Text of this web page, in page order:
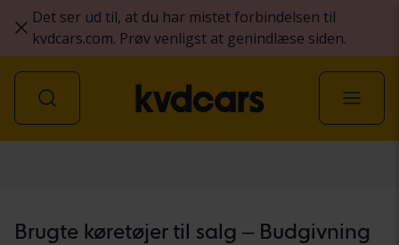
Det ser ud til, at du har mistet forbindelsen til
kvdcars.com. Prøv venligst at genindlæse siden.
Brugte køretøjer til salg – Budgivning